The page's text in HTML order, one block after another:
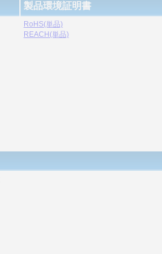
製品環境証明書
RoHS(単品)
REACH(単品)